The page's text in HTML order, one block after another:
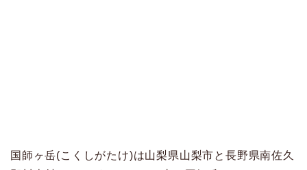
国師ヶ岳(こくしがたけ)は山梨県山梨市と長野県南佐久